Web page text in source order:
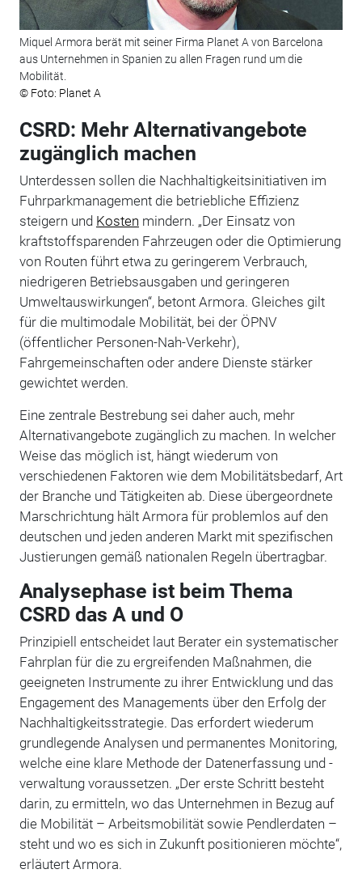
Miquel Armora berät mit seiner Firma Planet A von Barcelona
aus Unternehmen in Spanien zu allen Fragen rund um die
Mobilität.
© Foto: Planet A
CSRD: Mehr Alternativangebote
zugänglich machen
Unterdessen sollen die Nachhaltigkeitsinitiativen im
Fuhrparkmanagement die betriebliche Effizienz
steigern und Kosten mindern. „Der Einsatz von
kraftstoffsparenden Fahrzeugen oder die Optimierung
von Routen führt etwa zu geringerem Verbrauch,
niedrigeren Betriebsausgaben und geringeren
Umweltauswirkungen“, betont Armora. Gleiches gilt
für die multimodale Mobilität, bei der ÖPNV
(öffentlicher Personen-Nah-Verkehr),
Fahrgemeinschaften oder andere Dienste stärker
gewichtet werden.
Eine zentrale Bestrebung sei daher auch, mehr
Alternativangebote zugänglich zu machen. In welcher
Weise das möglich ist, hängt wiederum von
verschiedenen Faktoren wie dem Mobilitätsbedarf, Art
der Branche und Tätigkeiten ab. Diese übergeordnete
Marschrichtung hält Armora für problemlos auf den
deutschen und jeden anderen Markt mit spezifischen
Justierungen gemäß nationalen Regeln übertragbar.
Analysephase ist beim Thema
CSRD das A und O
Prinzipiell entscheidet laut Berater ein systematischer
Fahrplan für die zu ergreifenden Maßnahmen, die
geeigneten Instrumente zu ihrer Entwicklung und das
Engagement des Managements über den Erfolg der
Nachhaltigkeitsstrategie. Das erfordert wiederum
grundlegende Analysen und permanentes Monitoring,
welche eine klare Methode der Datenerfassung und -
verwaltung voraussetzen. „Der erste Schritt besteht
darin, zu ermitteln, wo das Unternehmen in Bezug auf
die Mobilität – Arbeitsmobilität sowie Pendlerdaten –
steht und wo es sich in Zukunft positionieren möchte“,
erläutert Armora.